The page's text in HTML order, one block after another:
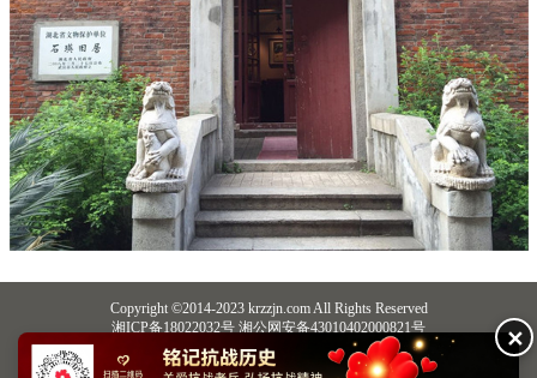
Copyright ©2014-2023 krzzjn.com All Rights Reserved
湘ICP备18022032号 湘公网安备43010402000821号
中央网信办违法和不良信息举报中心
长沙市互联网违法和不良信息举报中心
不良信息举报电话：0731-85531328 19198230121（微信同号）
✕